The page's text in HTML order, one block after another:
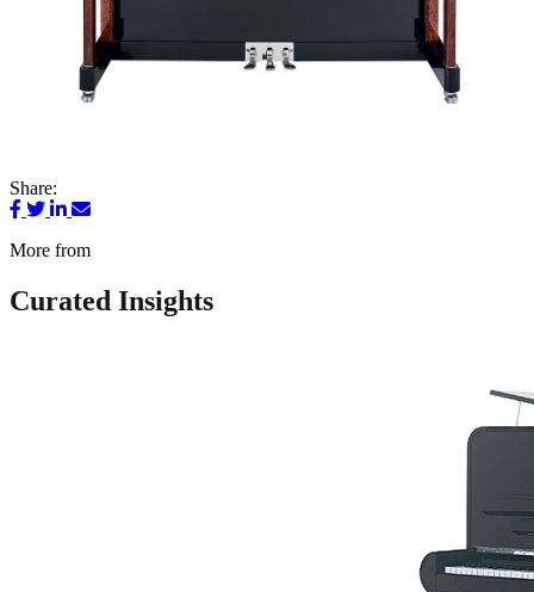
Share:
More from
Curated Insights